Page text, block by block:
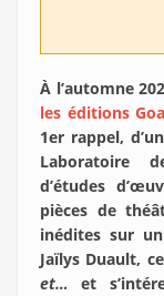
À l’automne
les éditions
1er rappel,
Laboratoire
d’études
pièces de
inédites sur
Jaïlys Duault,
et… et